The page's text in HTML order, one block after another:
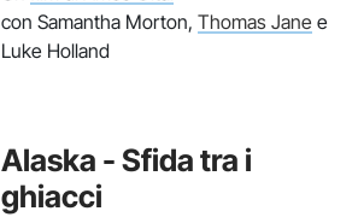
con Samantha Morton, Thomas Jane e
Luke Holland
Alaska - Sfida tra i
ghiacci